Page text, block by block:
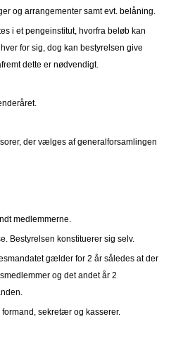
og arrangementer samt evt. belåning.
i et pengeinstitut, hvorfra beløb kan
for sig, dog kan bestyrelsen give
dette er nødvendigt.
der vælges af generalforsamlingen
medlemmerne.
Bestyrelsen konstituerer sig selv.
gælder for 2 år således at der
og det andet år 2
sekretær og kasserer.